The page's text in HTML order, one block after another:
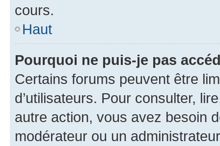
cours.
Haut
Pourquoi ne puis-je pas
Certains forums peuvent être
d’utilisateurs. Pour consulter,
autre action, vous avez besoin
modérateur ou un